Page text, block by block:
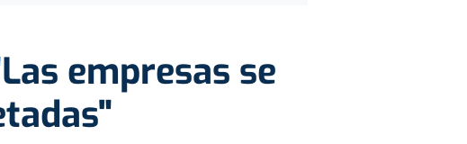
empresas se